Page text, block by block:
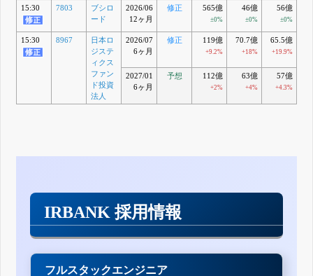
15:30 7803
ブシロ
ード
2026/06
12ヶ月
修正 565億
±0%
46億
±0%
56億
±0%
15:30 8967
日本ロ
ジステ
ィクス
ファン
ド投資
法人
2026/07
6ヶ月
修正 119億
+9.2%
70.7億
+18%
65.5億
+19.9%
2027/01
6ヶ月
予想 112億
+2%
63億
+4%
57億
+4.3%
IRBANK 採用情報
フルスタックエンジニア